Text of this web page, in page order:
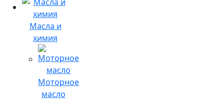
Масла и
химия
Моторное
масло